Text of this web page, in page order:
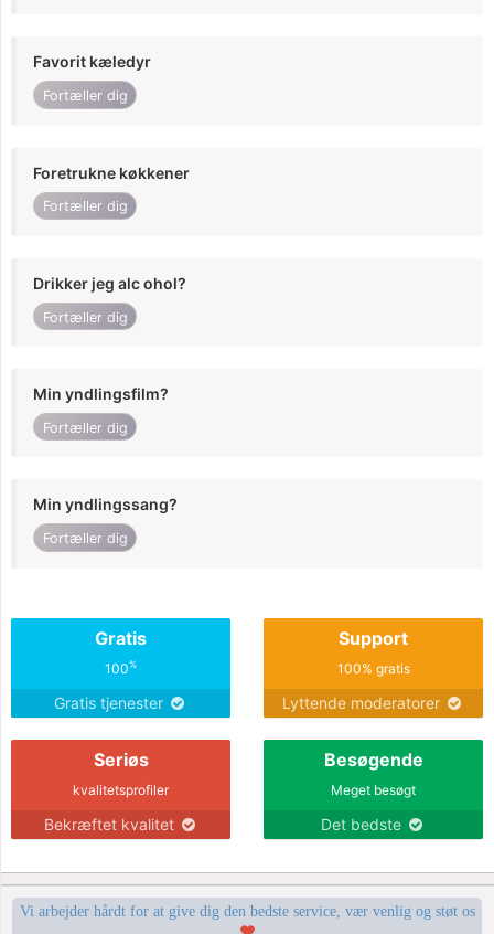
Favorit kæledyr
Fortæller dig
Foretrukne køkkener
Fortæller dig
Drikker jeg alc ohol?
Fortæller dig
Min yndlingsfilm?
Fortæller dig
Min yndlingssang?
Fortæller dig
Gratis
100%
Gratis tjenester
Support
100% gratis
Lyttende moderatorer
Seriøs
kvalitetsprofiler
Bekræftet kvalitet
Besøgende
Meget besøgt
Det bedste
Vi arbejder hårdt for at give dig den bedste service, vær venlig og støt os